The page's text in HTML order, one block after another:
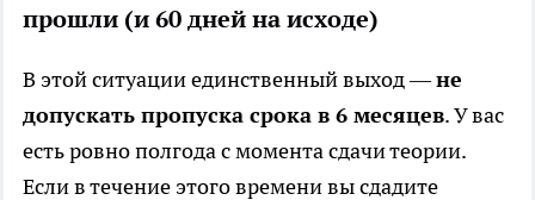
прошли (и 60 дней на исходе)
В этой ситуации единственный выход —не
допускать пропуска срока в 6 месяцев. У вас
есть ровно полгода с момента сдачи теории.
Если в течение этого времени вы сдадите